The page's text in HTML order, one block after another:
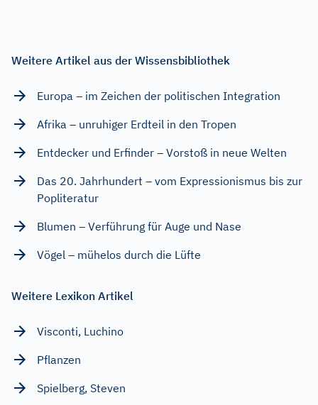
Weitere Artikel aus der Wissensbibliothek
Europa – im Zeichen der politischen Integration
Afrika – unruhiger Erdteil in den Tropen
Entdecker und Erfinder – Vorstoß in neue Welten
Das 20. Jahrhundert – vom Expressionismus bis zur
Popliteratur
Blumen – Verführung für Auge und Nase
Vögel – mühelos durch die Lüfte
Weitere Lexikon Artikel
Visconti, Luchino
Pflanzen
Spielberg, Steven